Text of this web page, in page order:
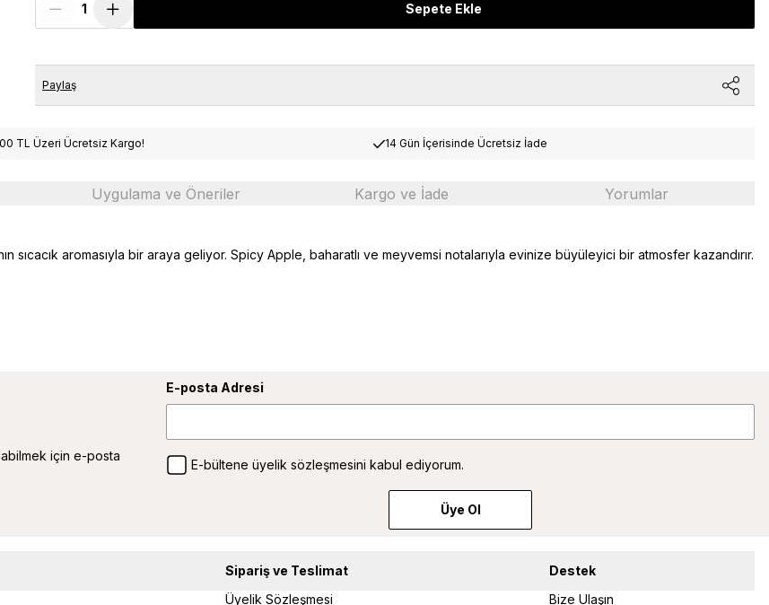
Sepete Ekle
Paylaş
TL Üzeri Ücretsiz Kargo! 14 Gün İçerisinde Ücretsiz İade
Uygulama ve Öneriler Kargo ve İade Yorumlar
sıcacık aromasıyla bir araya geliyor. Spicy Apple, baharatlı ve meyvemsi notalarıyla evinize büyüleyici bir atmosfer kazandırır.
için e-posta
E-posta Adresi
E-bültene üyelik sözleşmesini kabul ediyorum.
Üye Ol
Sipariş ve Teslimat
Üyelik Sözleşmesi
Destek
Bize Ulaşın